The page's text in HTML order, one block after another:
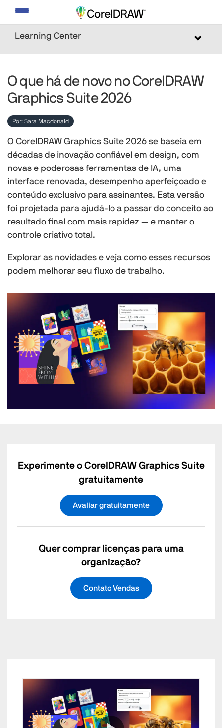
Alternar
navegação
Toggle
Learning Center
O que há de novo no CorelDRAW
Graphics Suite 2026
Por: Sara Macdonald
O CorelDRAW Graphics Suite 2026 se baseia em
décadas de inovação confiável em design, com
novas e poderosas ferramentas de IA, uma
interface renovada, desempenho aperfeiçoado e
conteúdo exclusivo para assinantes. Esta versão
foi projetada para ajudá-lo a passar do conceito ao
resultado final com mais rapidez — e manter o
controle criativo total.
Explorar as novidades e veja como esses recursos
podem melhorar seu fluxo de trabalho.
Experimente o CorelDRAW Graphics Suite
gratuitamente
Avaliar gratuitamente
Quer comprar licenças para uma
organização?
Contato Vendas